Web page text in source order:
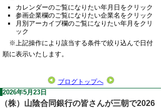
カレンダーのご覧になりたい年月日をクリック
参画企業欄のご覧になりたい企業名をクリック
月別アーカイブ欄のご覧になりたい年月をクリ
ック
※上記操作により該当する条件で絞り込んで日付
順に表示いたします。
ブログトップへ
2026年5月23日
（株）山陰合同銀行の皆さんが三朝で2026